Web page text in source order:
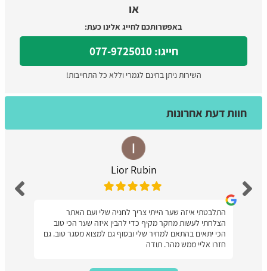
או
באפשרותכם לחייג אלינו כעת:
חייגו: 077-9725010
השירות ניתן בחינם לגמרי וללא כל התחייבות!
חוות דעת אחרונות
Lior Rubin
התלבטתי איזה שער הייתי צריך לחניה שלי ועם האתר
הצלחתי לעשות מחקר מקיף כדי להבין איזה שער הכי טוב
הכי יתאים בהתאם למחיר שלי ובסוף גם למצוא מסגר טוב. גם
חזרו אליי ממש מהר. תודה